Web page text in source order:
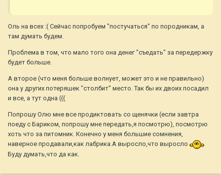
Оль на всех :( Сейчас попробуем "постучаться" по породникам, а
там думать будем.
Проблема в том, что мало того она денег "съедать" за передержку
будет больше.
А второе (что меня больше волнует, может это и не правильно)
она у других потеряшек "столбит" место. Так бы их двоих посадил
и все, а тут одна (((
Попрошу Олю мне все продиктовать со щенячки (если завтра
поеду с Бариком, попрошу мне передать,я посмотрю), посмотрю
хоть что за питомник. Конечно у меня большие сомнения,
наверное продавали,как лабрика.А выросло,что выросло
Буду думать,что да как.